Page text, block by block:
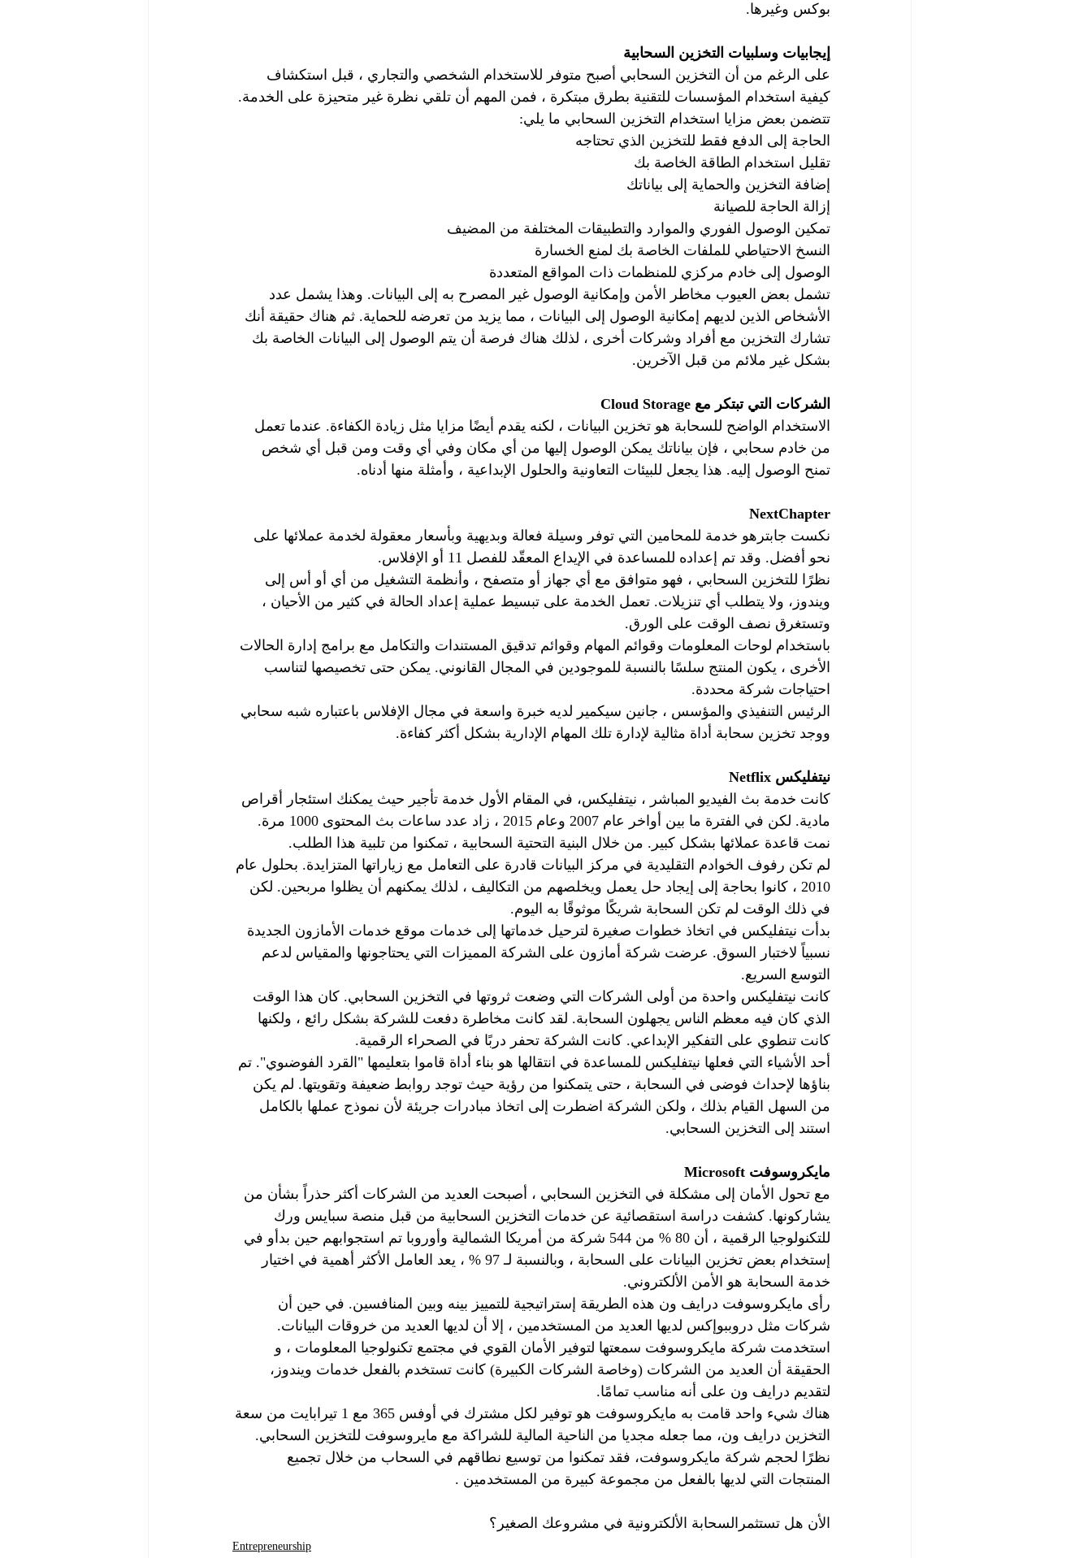
بوكس وغيرها.
إيجابيات وسلبيات التخزين السحابية
على الرغم من أن التخزين السحابي أصبح متوفر للاستخدام الشخصي والتجاري ، قبل استكشاف
كيفية استخدام المؤسسات للتقنية بطرق مبتكرة ، فمن المهم أن تلقي نظرة غير متحيزة على الخدمة.
تتضمن بعض مزايا استخدام التخزين السحابي ما يلي:
الحاجة إلى الدفع فقط للتخزين الذي تحتاجه
تقليل استخدام الطاقة الخاصة بك
إضافة التخزين والحماية إلى بياناتك
إزالة الحاجة للصيانة
تمكين الوصول الفوري والموارد والتطبيقات المختلفة من المضيف
النسخ الاحتياطي للملفات الخاصة بك لمنع الخسارة
الوصول إلى خادم مركزي للمنظمات ذات المواقع المتعددة
تشمل بعض العيوب مخاطر الأمن وإمكانية الوصول غير المصرح به إلى البيانات. وهذا يشمل عدد
الأشخاص الذين لديهم إمكانية الوصول إلى البيانات ، مما يزيد من تعرضه للحماية. ثم هناك حقيقة أنك
تشارك التخزين مع أفراد وشركات أخرى ، لذلك هناك فرصة أن يتم الوصول إلى البيانات الخاصة بك
بشكل غير ملائم من قبل الآخرين.
الشركات التي تبتكر مع Cloud Storage
الاستخدام الواضح للسحابة هو تخزين البيانات ، لكنه يقدم أيضًا مزايا مثل زيادة الكفاءة. عندما تعمل
من خادم سحابي ، فإن بياناتك يمكن الوصول إليها من أي مكان وفي أي وقت ومن قبل أي شخص
تمنح الوصول إليه. هذا يجعل للبيئات التعاونية والحلول الإبداعية ، وأمثلة منها أدناه.
NextChapter
نكست جابترهو خدمة للمحامين التي توفر وسيلة فعالة وبديهية وبأسعار معقولة لخدمة عملائها على
نحو أفضل. وقد تم إعداده للمساعدة في الإيداع المعقّد للفصل 11 أو الإفلاس.
نظرًا للتخزين السحابي ، فهو متوافق مع أي جهاز أو متصفح ، وأنظمة التشغيل من أي أو أس إلى
ويندوز، ولا يتطلب أي تنزيلات. تعمل الخدمة على تبسيط عملية إعداد الحالة في كثير من الأحيان ،
وتستغرق نصف الوقت على الورق.
باستخدام لوحات المعلومات وقوائم المهام وقوائم تدقيق المستندات والتكامل مع برامج إدارة الحالات
الأخرى ، يكون المنتج سلسًا بالنسبة للموجودين في المجال القانوني. يمكن حتى تخصيصها لتناسب
احتياجات شركة محددة.
الرئيس التنفيذي والمؤسس ، جانين سيكمير لديه خبرة واسعة في مجال الإفلاس باعتباره شبه سحابي
ووجد تخزين سحابة أداة مثالية لإدارة تلك المهام الإدارية بشكل أكثر كفاءة.
نيتفليكس Netflix
كانت خدمة بث الفيديو المباشر ، نيتفليكس، في المقام الأول خدمة تأجير حيث يمكنك استئجار أقراص
مادية. لكن في الفترة ما بين أواخر عام 2007 وعام 2015 ، زاد عدد ساعات بث المحتوى 1000 مرة.
نمت قاعدة عملائها بشكل كبير. من خلال البنية التحتية السحابية ، تمكنوا من تلبية هذا الطلب.
لم تكن رفوف الخوادم التقليدية في مركز البيانات قادرة على التعامل مع زياراتها المتزايدة. بحلول عام
2010 ، كانوا بحاجة إلى إيجاد حل يعمل ويخلصهم من التكاليف ، لذلك يمكنهم أن يظلوا مربحين. لكن
في ذلك الوقت لم تكن السحابة شريكًا موثوقًا به اليوم.
بدأت نيتفليكس في اتخاذ خطوات صغيرة لترحيل خدماتها إلى خدمات موقع خدمات الأمازون الجديدة
نسبياً لاختبار السوق. عرضت شركة أمازون على الشركة المميزات التي يحتاجونها والمقياس لدعم
التوسع السريع.
كانت نيتفليكس واحدة من أولى الشركات التي وضعت ثروتها في التخزين السحابي. كان هذا الوقت
الذي كان فيه معظم الناس يجهلون السحابة. لقد كانت مخاطرة دفعت للشركة بشكل رائع ، ولكنها
كانت تنطوي على التفكير الإبداعي. كانت الشركة تحفر دربًا في الصحراء الرقمية.
أحد الأشياء التي فعلها نيتفليكس للمساعدة في انتقالها هو بناء أداة قاموا بتعليمها "القرد الفوضىوي". تم
بناؤها لإحداث فوضى في السحابة ، حتى يتمكنوا من رؤية حيث توجد روابط ضعيفة وتقويتها. لم يكن
من السهل القيام بذلك ، ولكن الشركة اضطرت إلى اتخاذ مبادرات جريئة لأن نموذج عملها بالكامل
استند إلى التخزين السحابي.
مايكروسوفت Microsoft
مع تحول الأمان إلى مشكلة في التخزين السحابي ، أصبحت العديد من الشركات أكثر حذراً بشأن من
يشاركونها. كشفت دراسة استقصائية عن خدمات التخزين السحابية من قبل منصة سبايس ورك
للتكنولوجيا الرقمية ، أن 80 % من 544 شركة من أمريكا الشمالية وأوروبا تم استجوابهم حين بدأو في
إستخدام بعض تخزين البيانات على السحابة ، وبالنسبة لـ 97 % ، يعد العامل الأكثر أهمية في اختيار
خدمة السحابة هو الأمن الألكتروني.
رأى مايكروسوفت درايف ون هذه الطريقة إستراتيجية للتمييز بينه وبين المنافسين. في حين أن
شركات مثل دروببوإكس لديها العديد من المستخدمين ، إلا أن لديها العديد من خروقات البيانات.
استخدمت شركة مايكروسوفت سمعتها لتوفير الأمان القوي في مجتمع تكنولوجيا المعلومات ، و
الحقيقة أن العديد من الشركات (وخاصة الشركات الكبيرة) كانت تستخدم بالفعل خدمات ويندوز،
لتقديم درايف ون على أنه مناسب تمامًا.
هناك شيء واحد قامت به مايكروسوفت هو توفير لكل مشترك في أوفس 365 مع 1 تيرابايت من سعة
التخزين درايف ون، مما جعله مجديا من الناحية المالية للشراكة مع مايروسوفت للتخزين السحابي.
نظرًا لحجم شركة مايكروسوفت، فقد تمكنوا من توسيع نطاقهم في السحاب من خلال تجميع
المنتجات التي لديها بالفعل من مجموعة كبيرة من المستخدمين .
الأن هل تستثمرالسحابة الألكترونية في مشروعك الصغير؟
Entrepreneurship